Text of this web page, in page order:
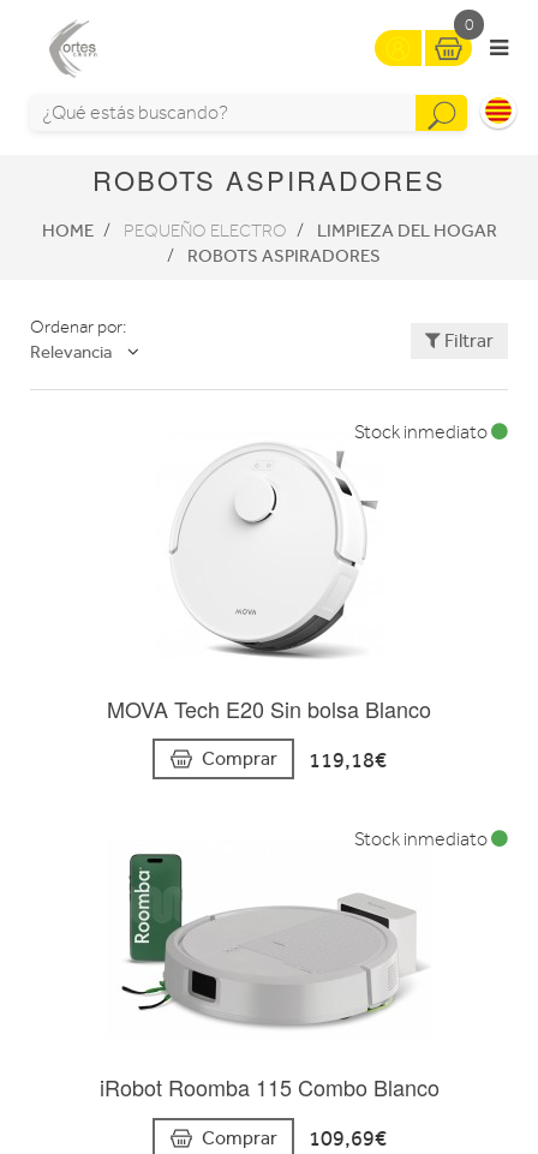
0
ROBOTS ASPIRADORES
HOME PEQUEÑO ELECTRO
LIMPIEZA DEL HOGAR
ROBOTS ASPIRADORES
Ordenar por:
Relevancia
Filtrar
MOVA Tech E20 Sin bolsa Blanco
Comprar 119,18€
Stock inmediato
iRobot Roomba 115 Combo Blanco
Comprar 109,69€
Stock inmediato